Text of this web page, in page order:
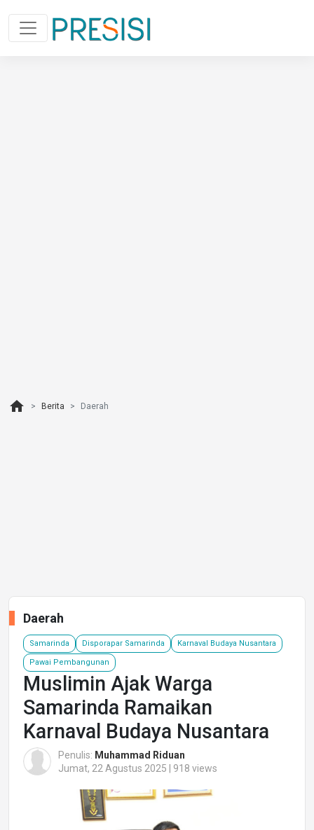
home Berita Daerah
Daerah
Samarinda Disporapar Samarinda Karnaval Budaya Nusantara
Pawai Pembangunan
Muslimin Ajak Warga
Samarinda Ramaikan
Karnaval Budaya Nusantara
Penulis: Muhammad Riduan
Jumat, 22 Agustus 2025 | 918 views